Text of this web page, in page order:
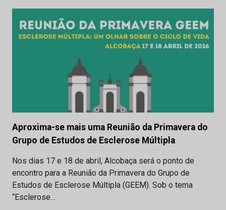
Aproxima-se mais uma Reunião da Primavera do
Grupo de Estudos de Esclerose Múltipla
Nos dias 17 e 18 de abril, Alcobaça será o ponto de
encontro para a Reunião da Primavera do Grupo de
Estudos de Esclerose Múltipla (GEEM). Sob o tema
“Esclerose…